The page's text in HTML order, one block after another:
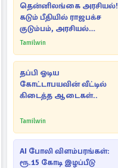
தென்னிலங்கை அரசியல்!
கடும் பீதியில் ராஜபக்ச
குடும்பம், அரசியல்
நட்புகள்
Tamilwin
தப்பி ஓடிய
கோட்டாபயவின் வீட்டில்
கிடைத்த ஆடைகள்..
Tamilwin
AI போலி விளம்பரங்கள்:
ரூ.15 கோடி இழப்பீடு